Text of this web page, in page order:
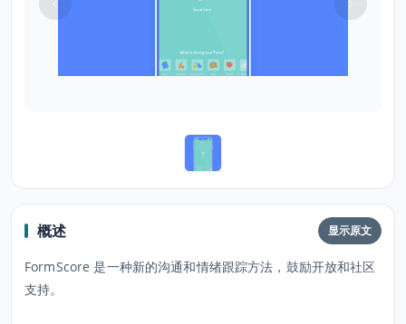
概述 显示原文
FormScore 是一种新的沟通和情绪跟踪方法，鼓励开放和社区
支持。